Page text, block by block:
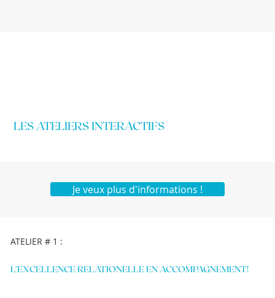
LES ATELIERS INTERACTIFS
Je veux plus d'informations !
ATELIER # 1 :
L'EXCELLENCE RELATIONELLE EN ACCOMPAGNEMENT!